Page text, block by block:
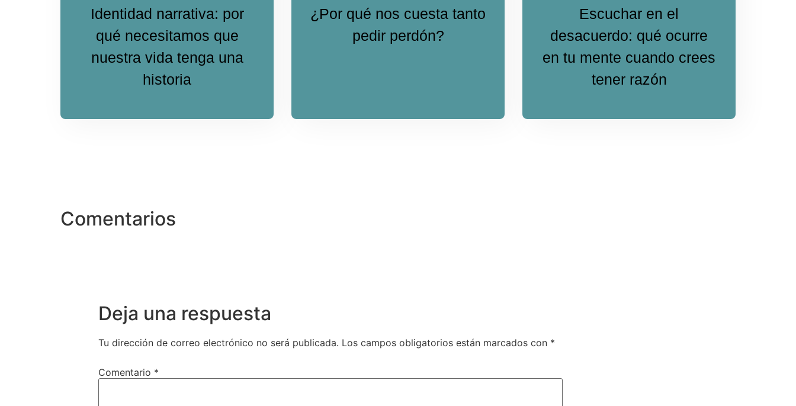
Identidad narrativa: por
qué necesitamos que
nuestra vida tenga una
historia
¿Por qué nos cuesta tanto
pedir perdón?
Escuchar en el
desacuerdo: qué ocurre
en tu mente cuando crees
tener razón
Comentarios
Deja una respuesta
Tu dirección de correo electrónico no será publicada. Los campos obligatorios están marcados con *
Comentario *